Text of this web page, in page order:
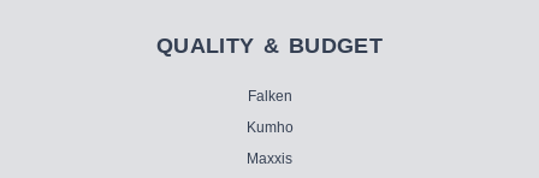
QUALITY & BUDGET
Falken
Kumho
Maxxis